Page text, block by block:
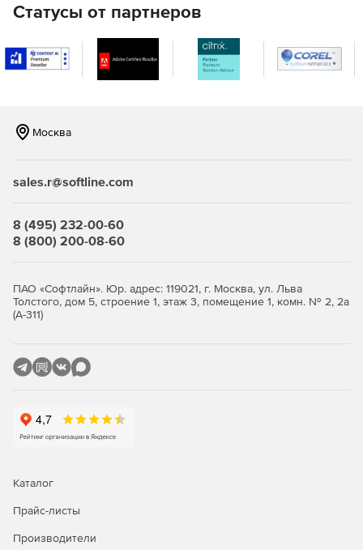
Статусы от партнеров
Москва
sales.r@softline.com
8 (495) 232-00-60
8 (800) 200-08-60
ПАО «Софтлайн». Юр. адрес: 119021, г. Москва, ул. Льва
Толстого, дом 5, строение 1, этаж 3, помещение 1, комн. № 2, 2а
(А-311)
Каталог
Прайс-листы
Производители